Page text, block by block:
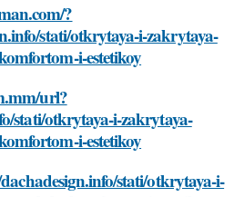
?
stati/otkrytaya-i-zakrytaya-
i-estetikoy
url?
stati/otkrytaya-i-zakrytaya-
i-estetikoy
stati/otkrytaya-i-